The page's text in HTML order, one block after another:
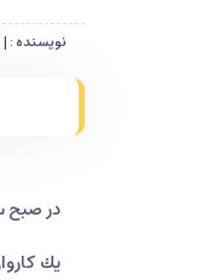
نویسنده : |
در صبح